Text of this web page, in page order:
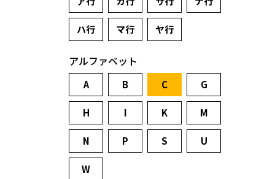
ハ行 マ行 ヤ行
アルファベット
A B C G
H I K M
N P S U
W